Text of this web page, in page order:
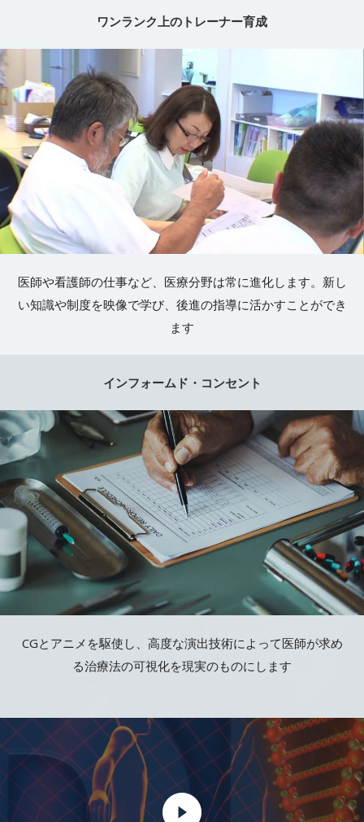
ワンランク上のトレーナー育成
医師や看護師の仕事など、医療分野は常に進化します。新し
い知識や制度を映像で学び、後進の指導に活かすことができ
ます
インフォームド・コンセント
CGとアニメを駆使し、高度な演出技術によって医師が求め
る治療法の可視化を現実のものにします